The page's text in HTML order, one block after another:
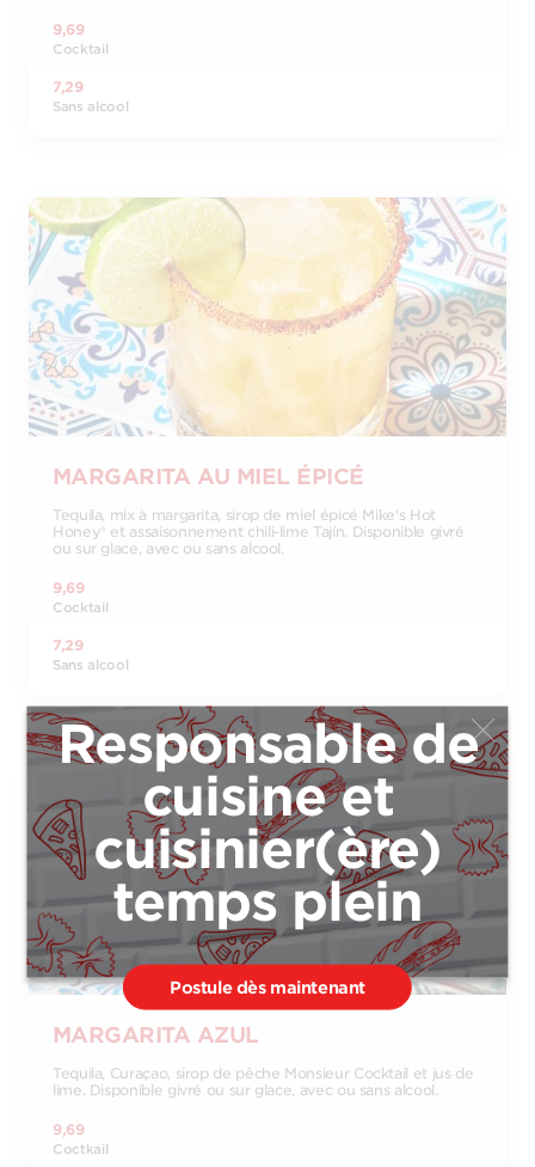
9,69
Cocktail
7,29
Sans alcool
MARGARITA AU MIEL ÉPICÉ
Tequila, mix à margarita, sirop de miel épicé Mike's Hot
Honey® et assaisonnement chili-lime Tajín. Disponible givré
ou sur glace, avec ou sans alcool.
9,69
Cocktail
7,29
Sans alcool
MARGARITA AZUL
Tequila, Curaçao, sirop de pêche Monsieur Cocktail et jus de
lime. Disponible givré ou sur glace, avec ou sans alcool.
9,69
Coctkail
Responsable de
cuisine et
cuisinier(ère)
temps plein
Postule dès maintenant